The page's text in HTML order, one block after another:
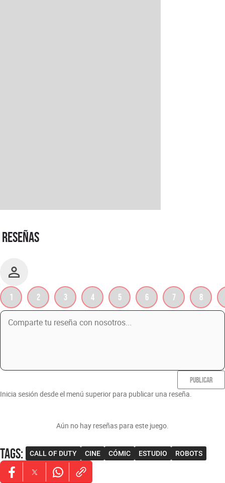
RESEÑAS
1 2 3 4 5 6 7 8
PUBLICAR
Inicia sesión desde el menú superior para publicar una reseña.
Aún no hay reseñas para este juego.
Tags: CALL OF DUTY CINE CÓMIC ESTUDIO ROBOTS
Opens in new window
Opens in new window
Opens in new window